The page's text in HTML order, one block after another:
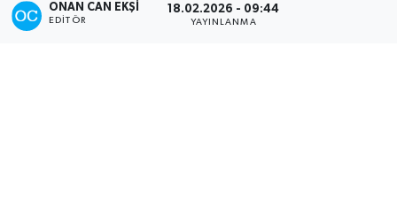
ONAN CAN EKŞI
EDITÖR
18.02.2026 - 09:44
YAYINLANMA